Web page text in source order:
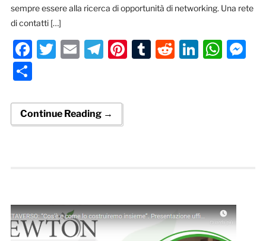
sempre essere alla ricerca di opportunità di networking. Una rete
di contatti […]
Facebook
Twitter
EmailTelegram
Pinterest
Tumblr
Reddit
Condividi
Continue Reading →